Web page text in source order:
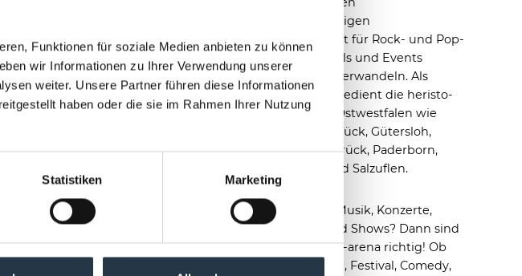
Funktionen für soziale Medien anbieten zu können
wir Informationen zu Ihrer Verwendung unserer
weiter. Unsere Partner führen diese Informationen
haben oder die sie im Rahmen Ihrer Nutzung
Statistiken Marketing
Unmögliche
wetterunabhängigen
Veranstaltungsort für Rock- und Pop-
Konzerte, Festivals und Events
jeglicher Art zu verwandeln. Als
Event-Location bedient die heristo-
arena Städte in Ostwestfalen wie
Bielefeld, Osnabrück, Gütersloh,
Rheda-Wiedenbrück, Paderborn,
Detmold und Bad Salzuflen.
Sie lieben gute Musik, Konzerte,
Sport-Events und Shows? Dann sind
Sie in der heristo-arena richtig! Ob
Schlager, Musical, Festival, Comedy,